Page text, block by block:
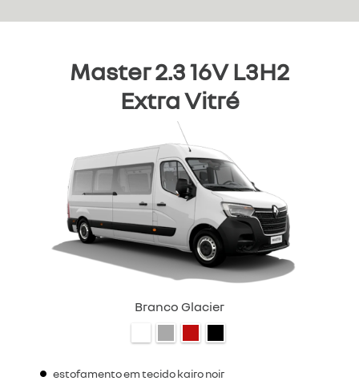
Master 2.3 16V L3H2
Extra Vitré
Branco Glacier
estofamento em tecido kairo noir